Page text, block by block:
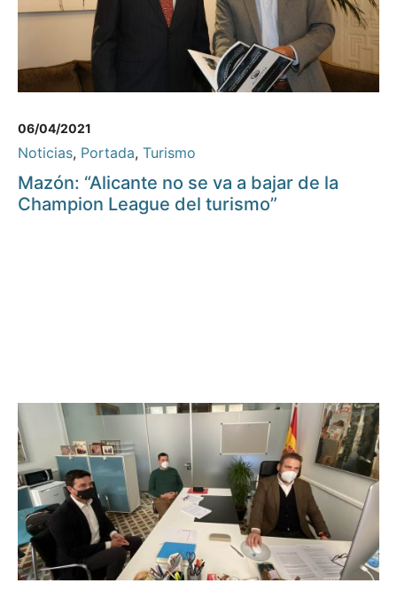
06/04/2021
Noticias, Portada, Turismo
Mazón: “Alicante no se va a bajar de la
Champion League del turismo”